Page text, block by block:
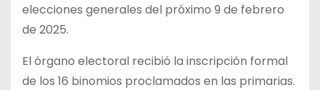
elecciones generales del próximo 9 de febrero
de 2025.
El órgano electoral recibió la inscripción formal
de los 16 binomios proclamados en las primarias.